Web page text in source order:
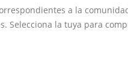
a la
Selecciona la tuya para